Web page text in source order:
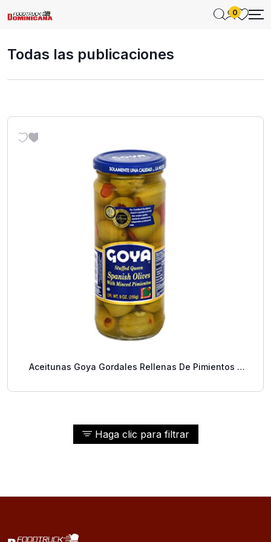
0
Todas las publicaciones
Haga clic para filtrar
Aceitunas Goya Gordales Rellenas De Pimientos 9